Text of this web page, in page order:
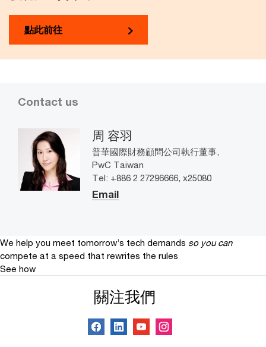
點此前往
Contact us
周 容羽
普華國際財務顧問公司執行董事,
PwC Taiwan
Tel: +886 2 27296666, x25080
Email
We help you meet tomorrow’s tech demands so you can
compete at a speed that rewrites the rules
See how
關注我們